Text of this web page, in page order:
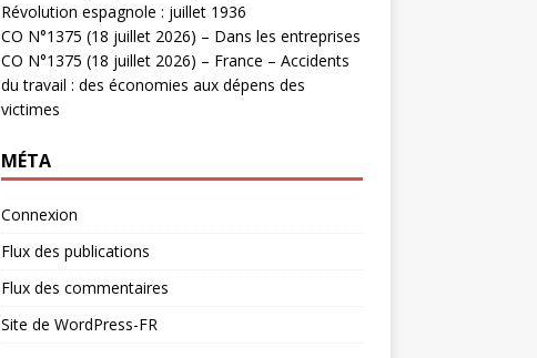
Révolution espagnole : juillet 1936
CO N°1375 (18 juillet 2026) – Dans les entreprises
CO N°1375 (18 juillet 2026) – France – Accidents
du travail : des économies aux dépens des
victimes
MÉTA
Connexion
Flux des publications
Flux des commentaires
Site de WordPress-FR